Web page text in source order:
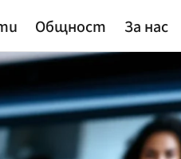
Общност За нас